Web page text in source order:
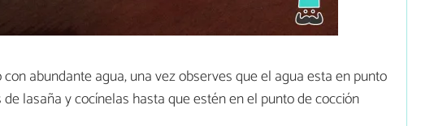
abundante agua, una vez observes que el agua esta en punto
lasaña y cocínelas hasta que estén en el punto de cocción